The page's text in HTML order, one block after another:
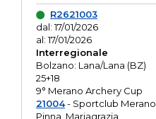
R2621003
dal: 17/01/2026
al: 17/01/2026
Interregionale
Bolzano: Lana/Lana (BZ)
25+18
9° Merano Archery Cup
21004- Sportclub Merano
Pinna, Mariagrazia